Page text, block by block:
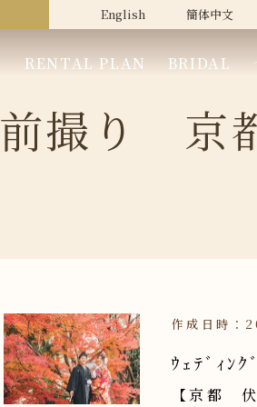
RENTAL PLAN BRIDAL
English 簡体中文
前撮り 京
作成日時：
ｳｪﾃﾞｨﾝｸ
【京都